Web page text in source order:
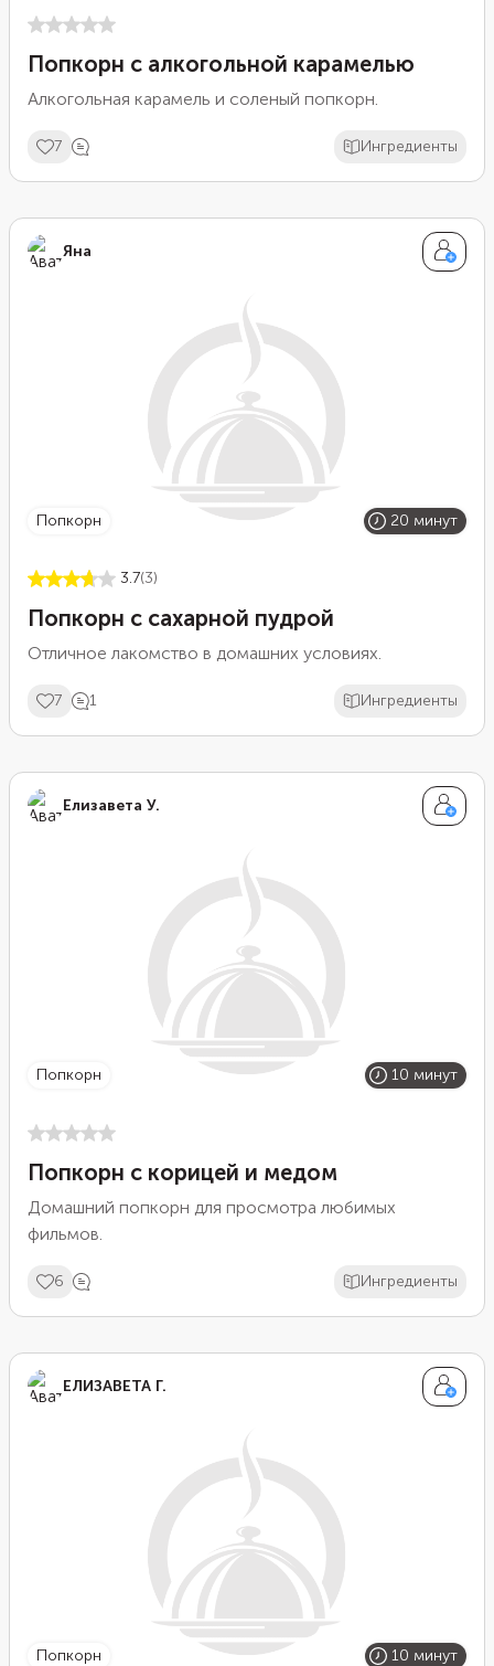
Попкорн с алкогольной карамелью
Алкогольная карамель и соленый попкорн.
7 Ингредиенты
Яна
попкорн 20 минут
3.7(3)
Попкорн с сахарной пудрой
Отличное лакомство в домашних условиях.
7 1 Ингредиенты
Елизавета У.
попкорн 10 минут
Попкорн с корицей и медом
Домашний попкорн для просмотра любимых
фильмов.
6 Ингредиенты
ЕЛИЗАВЕТА Г.
попкорн 10 минут